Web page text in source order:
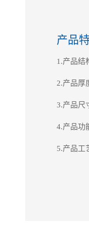
产品
1.产品结
2.产品厚
3.产品尺
4.产品功
5.产品工